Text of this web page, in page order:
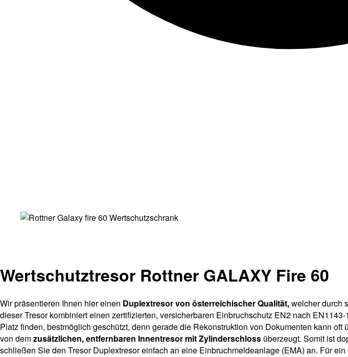
Wertschutztresor Rottner GALAXY Fire 60
Wir präsentieren Ihnen hier einen Duplextresor von österreichischer Qualität,welcher durch
dieser Tresor kombiniert einen zertifizierten, versicherbaren Einbruchschutz EN2 nach
Platz finden, bestmöglich geschützt, denn gerade die Rekonstruktion von Dokumenten kann
von demzusätzlichen, entfernbaren Innentresor mit Zylinderschloss überzeugt. Somit ist
schließen Sie den Tresor Duplextresor einfach an eine Einbruchmeldeanlage (EMA) an. Für